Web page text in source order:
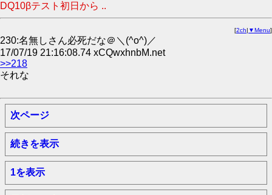
DQ10βテスト初日から ..
[2ch| ▼Menu]
230:名無しさん必死だな＠＼(^o^)／
17/07/19 21:16:08.74 xCQwxhnbM.net
>>218
それな
次ページ
続きを表示
1を表示